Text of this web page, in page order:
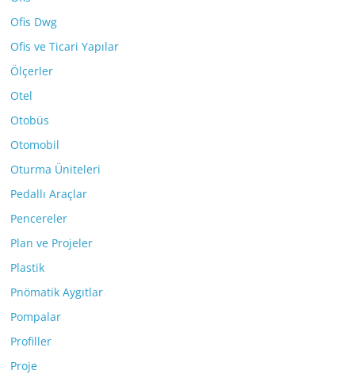
Ofis Dwg
Ofis ve Ticari Yapılar
Ölçerler
Otel
Otobüs
Otomobil
Oturma Üniteleri
Pedallı Araçlar
Pencereler
Plan ve Projeler
Plastik
Pnömatik Aygıtlar
Pompalar
Profiller
Proje